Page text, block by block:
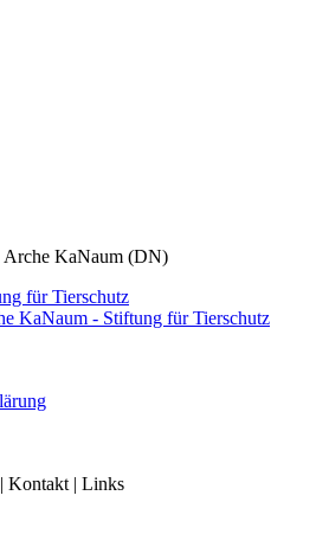
KaNaum (DN)
KaNaum - Stiftung für Tierschutz
Kontakt | Links